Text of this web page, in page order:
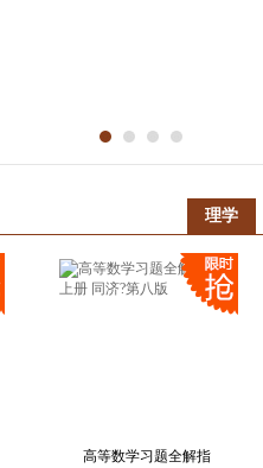
理学
高等数学习题全解指